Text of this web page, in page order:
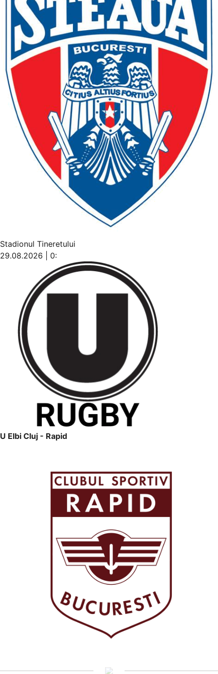
Stadionul Tineretului
29.08.2026 | 0:
U Elbi Cluj - Rapid